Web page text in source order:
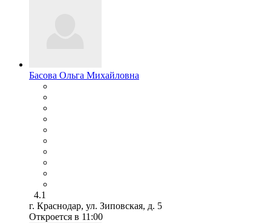
Басова Ольга Михайловна
4.1
г. Краснодар, ул. Зиповская, д. 5
Откроется в 11:00